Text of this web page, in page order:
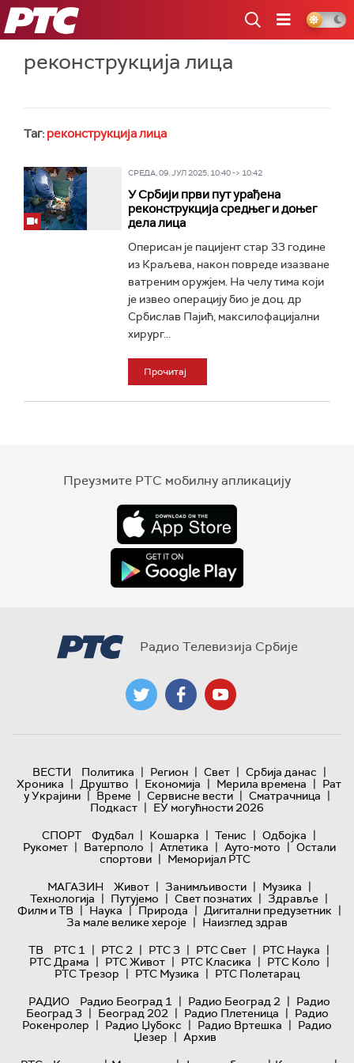
РТС
реконструкција лица
Таг: реконструкција лица
СРЕДА, 09. ЈУЛ 2025, 10:40 -> 10:42
У Србији први пут урађена
реконструкција средњег и доњег
дела лица
Оперисан је пацијент стар 33 године
из Краљева, након повреде изазване
ватреним оружјем. На челу тима који
је извео операцију био је доц. др
Србислав Пајић, максилофацијални
хирург...
Прочитај
Преузмите РТС мобилну апликацију
Радио Телевизија Србије
ВЕСТИ Политика | Регион | Свет | Србија данас |
Хроника | Друштво | Економија | Мерила времена | Рат
у Украјини | Време | Сервисне вести | Сматрачница |
Подкаст | ЕУ могућности 2026
СПОРТ
Фудбал | Кошарка | Тенис | Одбојка |
Рукомет | Ватерполо | Атлетика | Ауто-мото | Остали
спортови | Меморијал РТС
МАГАЗИН
Живот | Занимљивости | Музика |
Технологијa | Путујемо | Свет познатих | Здравље |
Филм и ТВ | Наука | Природа | Дигитални предузетник |
За мале велике хероје | Наизглед здрав
ТВ
РТС 1 | РТС 2 | РТС 3 | РТС Свет | РТС Наука |
РТС Драма | РТС Живот | РТС Класика | РТС Коло |
РТС Трезор | РТС Музика | РТС Полетарац
РАДИО
Радио Београд 1 | Радио Београд 2 | Радио
Београд 3 | Београд 202 | Радио Плетеница | Радио
Рокенролер | Радио Џубокс | Радио Вртешка | Радио
Џезер | Архив